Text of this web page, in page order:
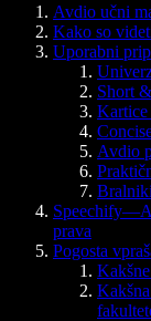
Avdio učni
Kako so
Uporabni
Short
Kartice
Avdio
prava
Pogosta